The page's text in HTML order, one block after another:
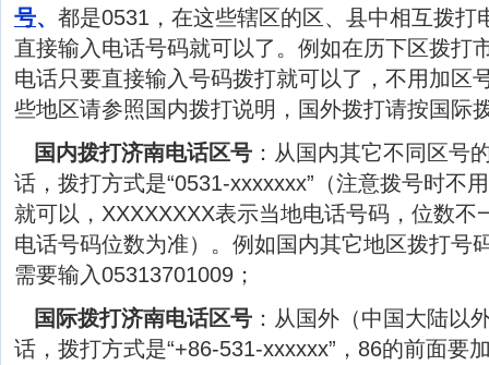
号、 都是0531，在这些辖区的区、县中相互拨打
直接输入电话号码就可以了。例如在历下区拨打
电话只要直接输入号码拨打就可以了，不用加区
些地区请参照国内拨打说明，国外拨打请按国际
国内拨打济南电话区号 ：从国内其它不同区号
话，拨打方式是“0531-xxxxxxx”（注意拨号时不
就可以，XXXXXXXX表示当地电话号码，位数不
电话号码位数为准）。例如国内其它地区拨打号
需要输入05313701009；
国际拨打济南电话区号 ：从国外（中国大陆以
话，拨打方式是“+86-531-xxxxxx”，86的前面要